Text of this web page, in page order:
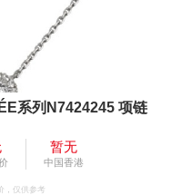
系列N7424245 项链
暂无
中国香港
，仅供参考